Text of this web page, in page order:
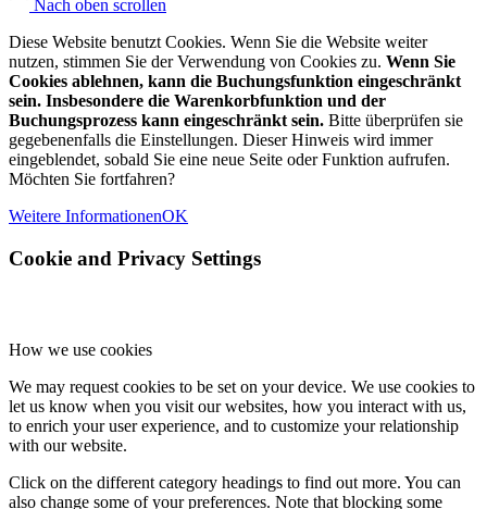
Nach oben scrollen
Diese Website benutzt Cookies. Wenn Sie die Website weiter
nutzen, stimmen Sie der Verwendung von Cookies zu. Wenn Sie
Cookies ablehnen, kann die Buchungsfunktion eingeschränkt
sein. Insbesondere die Warenkorbfunktion und der
Buchungsprozess kann eingeschränkt sein. Bitte überprüfen sie
gegebenenfalls die Einstellungen. Dieser Hinweis wird immer
eingeblendet, sobald Sie eine neue Seite oder Funktion aufrufen.
Möchten Sie fortfahren?
Weitere InformationenOK
Cookie and Privacy Settings
How we use cookies
We may request cookies to be set on your device. We use cookies to
let us know when you visit our websites, how you interact with us,
to enrich your user experience, and to customize your relationship
with our website.
Click on the different category headings to find out more. You can
also change some of your preferences. Note that blocking some